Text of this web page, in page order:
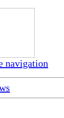
navigation